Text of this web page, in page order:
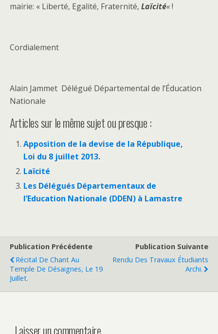
mairie: « Liberté, Egalité, Fraternité, Laïcité«!
Cordialement
Alain Jammet Délégué Départemental de l’Éducation
Nationale
Articles sur le même sujet ou presque :
Apposition de la devise de la République,
Loi du 8 juillet 2013.
Laïcité
Les Délégués Départementaux de
l’Education Nationale (DDEN) à Lamastre
Publication Précédente
Récital De Chant Au
Temple De Désaignes, Le 19
Juillet.
Publication Suivante
Rendu Des Travaux Étudiants
Archi.
Laisser un commentaire